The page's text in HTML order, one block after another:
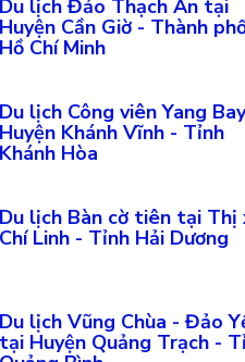
Du lịch Đảo Thạch An tại
Huyện Cần Giờ - Thành
Hồ Chí Minh
Du lịch Công viên Yang
Huyện Khánh Vĩnh - Tỉnh
Khánh Hòa
Du lịch Bàn cờ tiên tại Thị
Chí Linh - Tỉnh Hải Dương
Du lịch Vũng Chùa - Đảo
tại Huyện Quảng Trạch -